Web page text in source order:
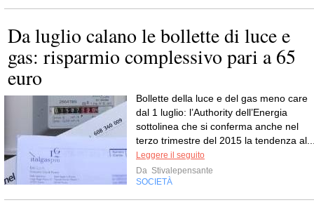
Da luglio calano le bollette di luce e
gas: risparmio complessivo pari a 65
euro
Bollette della luce e del gas meno care
dal 1 luglio: l’Authority dell’Energia
sottolinea che si conferma anche nel
terzo trimestre del 2015 la tendenza
Leggere il seguito
Da Stivalepensante
SOCIETÀ